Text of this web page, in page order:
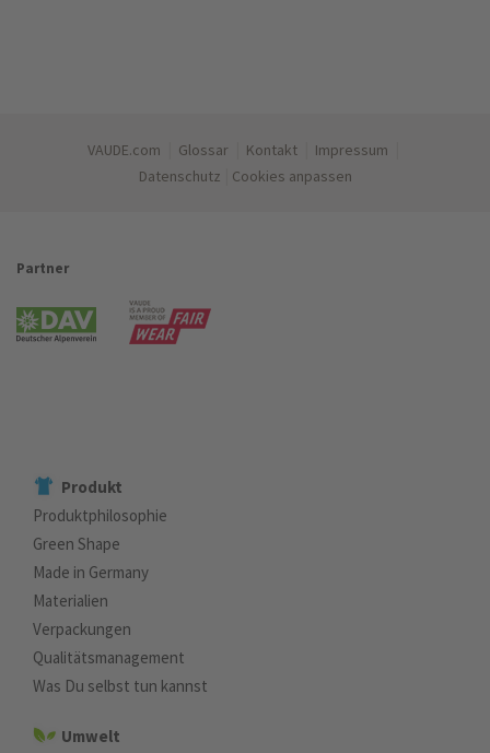
VAUDE.com Glossar Kontakt Impressum
Datenschutz Cookies anpassen
Partner
Produkt
Produktphilosophie
Green Shape
Made in Germany
Materialien
Verpackungen
Qualitätsmanagement
Was Du selbst tun kannst
Umwelt